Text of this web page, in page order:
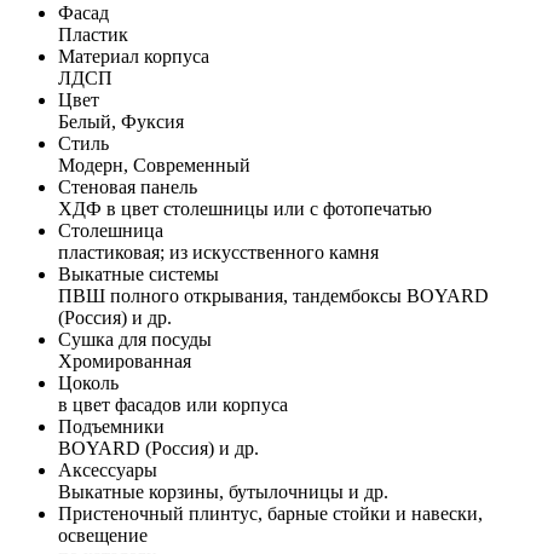
Фасад
Пластик
Материал корпуса
ЛДСП
Цвет
Белый, Фуксия
Стиль
Модерн, Современный
Стеновая панель
ХДФ в цвет столешницы или с фотопечатью
Столешница
пластиковая; из искусственного камня
Выкатные системы
ПВШ полного открывания, тандембоксы BOYARD
(Россия) и др.
Сушка для посуды
Хромированная
Цоколь
в цвет фасадов или корпуса
Подъемники
BOYARD (Россия) и др.
Аксессуары
Выкатные корзины, бутылочницы и др.
Пристеночный плинтус, барные стойки и навески,
освещение